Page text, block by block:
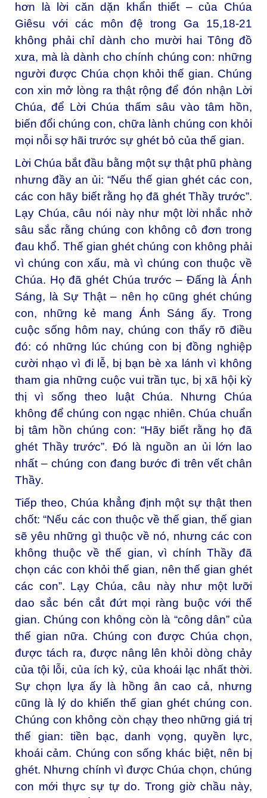
hơn là lời căn dặn khẩn thiết – của Chúa
Giêsu với các môn đệ trong Ga 15,18-21
không phải chỉ dành cho mười hai Tông đồ
xưa, mà là dành cho chính chúng con: những
người được Chúa chọn khỏi thế gian. Chúng
con xin mở lòng ra thật rộng để đón nhận Lời
Chúa, để Lời Chúa thấm sâu vào tâm hồn,
biến đổi chúng con, chữa lành chúng con khỏi
mọi nỗi sợ hãi trước sự ghét bỏ của thế gian.
Lời Chúa bắt đầu bằng một sự thật phũ phàng
nhưng đầy an ủi: “Nếu thế gian ghét các con,
các con hãy biết rằng họ đã ghét Thầy trước”.
Lạy Chúa, câu nói này như một lời nhắc nhở
sâu sắc rằng chúng con không cô đơn trong
đau khổ. Thế gian ghét chúng con không phải
vì chúng con xấu, mà vì chúng con thuộc về
Chúa. Họ đã ghét Chúa trước – Đấng là Ánh
Sáng, là Sự Thật – nên họ cũng ghét chúng
con, những kẻ mang Ánh Sáng ấy. Trong
cuộc sống hôm nay, chúng con thấy rõ điều
đó: có những lúc chúng con bị đồng nghiệp
cười nhạo vì đi lễ, bị bạn bè xa lánh vì không
tham gia những cuộc vui trần tục, bị xã hội kỳ
thị vì sống theo luật Chúa. Nhưng Chúa
không để chúng con ngạc nhiên. Chúa chuẩn
bị tâm hồn chúng con: “Hãy biết rằng họ đã
ghét Thầy trước”. Đó là nguồn an ủi lớn lao
nhất – chúng con đang bước đi trên vết chân
Thầy.
Tiếp theo, Chúa khẳng định một sự thật then
chốt: “Nếu các con thuộc về thế gian, thế gian
sẽ yêu những gì thuộc về nó, nhưng các con
không thuộc về thế gian, vì chính Thầy đã
chọn các con khỏi thế gian, nên thế gian ghét
các con”. Lạy Chúa, câu này như một lưỡi
dao sắc bén cắt đứt mọi ràng buộc với thế
gian. Chúng con không còn là “công dân” của
thế gian nữa. Chúng con được Chúa chọn,
được tách ra, được nâng lên khỏi dòng chảy
của tội lỗi, của ích kỷ, của khoái lạc nhất thời.
Sự chọn lựa ấy là hồng ân cao cả, nhưng
cũng là lý do khiến thế gian ghét chúng con.
Chúng con không còn chạy theo những giá trị
thế gian: tiền bạc, danh vọng, quyền lực,
khoái cảm. Chúng con sống khác biệt, nên bị
ghét. Nhưng chính vì được Chúa chọn, chúng
con mới thực sự tự do. Trong giờ chầu này,